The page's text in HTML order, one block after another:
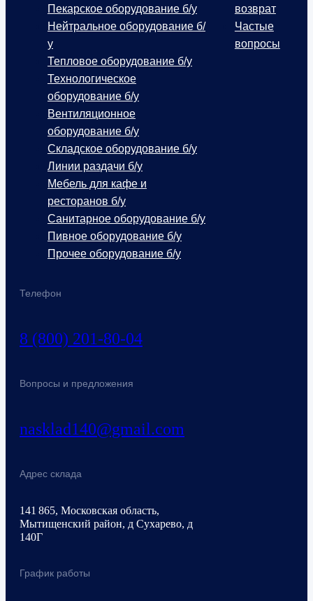
Телефон
8 (800) 201-80-04
Вопросы и предложения
nasklad140@gmail.com
Адрес склада
141 865, Московская область,
Мытищенский район, д Сухарево, д
140Г
График работы
Пекарское оборудование б/у
Нейтральное оборудование б/
у
Тепловое оборудование б/у
Технологическое
оборудование б/у
Вентиляционное
оборудование б/у
Складское оборудование б/у
Линии раздачи б/у
Мебель для кафе и
ресторанов б/у
Санитарное оборудование б/у
Пивное оборудование б/у
Прочее оборудование б/у
возврат
Частые
вопросы